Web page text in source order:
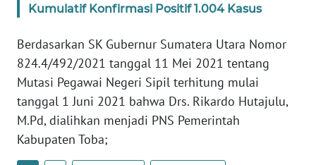
Kumulatif Konfirmasi Positif 1.004 Kasus
Berdasarkan SK Gubernur Sumatera Utara Nomor
824.4/492/2021 tanggal 11 Mei 2021 tentang
Mutasi Pegawai Negeri Sipil terhitung mulai
tanggal 1 Juni 2021 bahwa Drs. Rikardo Hutajulu,
M.Pd, dialihkan menjadi PNS Pemerintah
Kabupaten Toba;
WN
WN
SULTENG
WN
SULBAR